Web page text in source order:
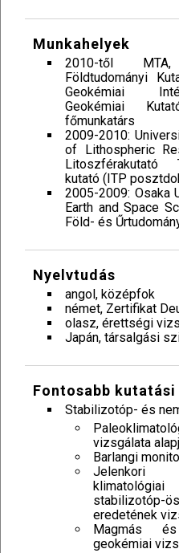
Munkahelyek
2010-től
Földtudományi
Geokémiai
Geokémiai
főmunkatárs
2009-2010:
of Lithospheric
Litoszférakutató
kutató (ITP
2005-2009: Osaka
Earth and Space
Föld- és
Nyelvtudás
angol, középfok
német, Zertifikat
olasz, érettségi
Japán, társalgási
Fontosabb
Stabilizotóp- és
vizsgálata
Barlangi
Jelenkori
klimatológiai
stabilizotóp-
eredetének
Magmás
geokémiai